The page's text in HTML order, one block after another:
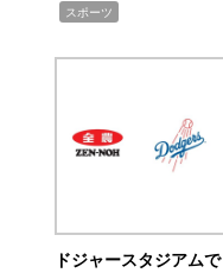
スポーツ
ドジャースタジアムで